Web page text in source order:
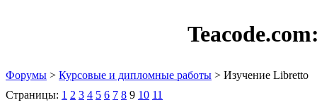
Форумы > Курсовые и дипломные работы > Изучение Libretto
Страницы: 1 2 3 4 5 6 7 8 9 10 11